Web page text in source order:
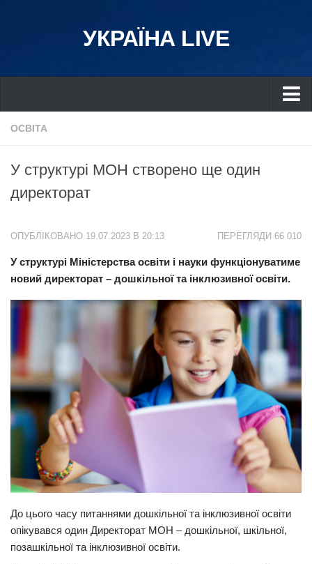
УКРАЇНА LIVE
Україна
Дніпро
Львів
Харків
Донбас
Одеса
Економіка
Політика
Світ
Наука
Технології
Рецепти
Привітання
ОСВІТА
У структурі МОН створено ще один
директорат
ПЕРЕГЛЯДИ 66 010
ОПУБЛІКОВАНО 19.07.2023 В 20:13
У структурі Міністерства освіти і науки функціонуватиме
новий директорат – дошкільної та інклюзивної освіти.
До цього часу питаннями дошкільної та інклюзивної освіти
опікувався один Директорат МОН – дошкільної, шкільної,
позашкільної та інклюзивної освіти.